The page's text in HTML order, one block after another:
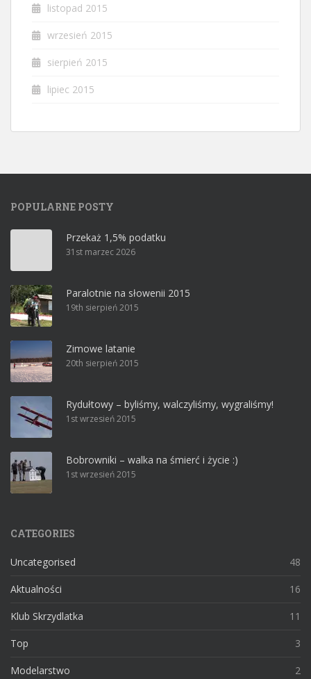
listopad 2015
wrzesień 2015
sierpień 2015
lipiec 2015
POPULARNE POSTY
Przekaż 1,5% podatku
31st marzec 2026
Paralotnie na słowenii 2015
19th sierpień 2015
Zimowe latanie
20th sierpień 2015
Rydułtowy – byliśmy, walczyliśmy, wygraliśmy!
1st wrzesień 2015
Bobrowniki – walka na śmierć i życie :)
1st wrzesień 2015
CATEGORIES
Uncategorised 48
Aktualności 16
Klub Skrzydlatka 11
Top 3
Modelarstwo 2